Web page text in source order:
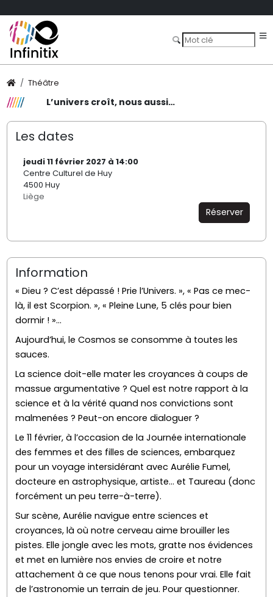
Théâtre
L’univers croît, nous aussi…
Les dates
jeudi 11 février 2027 à 14:00
Centre Culturel de Huy
4500 Huy
Liège
Réserver
Information
« Dieu ? C’est dépassé ! Prie l’Univers. », « Pas ce mec-
là, il est Scorpion. », « Pleine Lune, 5 clés pour bien
dormir ! »…
Aujourd’hui, le Cosmos se consomme à toutes les
sauces.
La science doit-elle mater les croyances à coups de
massue argumentative ? Quel est notre rapport à la
science et à la vérité quand nos convictions sont
malmenées ? Peut-on encore dialoguer ?
Le 11 février, à l’occasion de la Journée internationale
des femmes et des filles de sciences, embarquez
pour un voyage intersidérant avec Aurélie Fumel,
docteure en astrophysique, artiste… et Taureau (donc
forcément un peu terre-à-terre).
Sur scène, Aurélie navigue entre sciences et
croyances, là où notre cerveau aime brouiller les
pistes. Elle jongle avec les mots, gratte nos évidences
et met en lumière nos envies de croire et notre
attachement à ce que nous tenons pour vrai. Elle fait
de l’astronomie un terrain de jeu. Pour questionner.